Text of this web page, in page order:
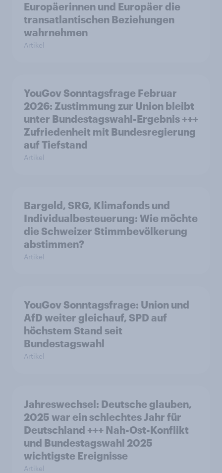
Europäerinnen und Europäer die
transatlantischen Beziehungen
wahrnehmen
Artikel
YouGov Sonntagsfrage Februar
2026: Zustimmung zur Union bleibt
unter Bundestagswahl-Ergebnis +++
Zufriedenheit mit Bundesregierung
auf Tiefstand
Artikel
Bargeld, SRG, Klimafonds und
Individualbesteuerung: Wie möchte
die Schweizer Stimmbevölkerung
abstimmen?
Artikel
YouGov Sonntagsfrage: Union und
AfD weiter gleichauf, SPD auf
höchstem Stand seit
Bundestagswahl
Artikel
Jahreswechsel: Deutsche glauben,
2025 war ein schlechtes Jahr für
Deutschland +++ Nah-Ost-Konflikt
und Bundestagswahl 2025
wichtigste Ereignisse
Artikel